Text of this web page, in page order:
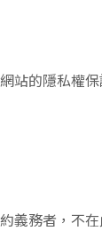
站的隱私權
義務者，不